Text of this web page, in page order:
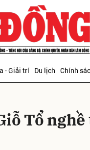
- Giải trí Du lịch Chính
Tổ